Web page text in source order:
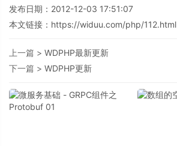
发布日期：2012-12-03 17:51:07
本文链接： https://widuu.com/php/112.html
上一篇 > WDPHP最新更新
下一篇 > WDPHP更新